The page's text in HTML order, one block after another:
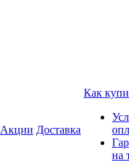
Акции Доставка
Как
на